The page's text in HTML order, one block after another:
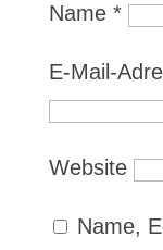
Name *
E-Mail-
Website
Name,